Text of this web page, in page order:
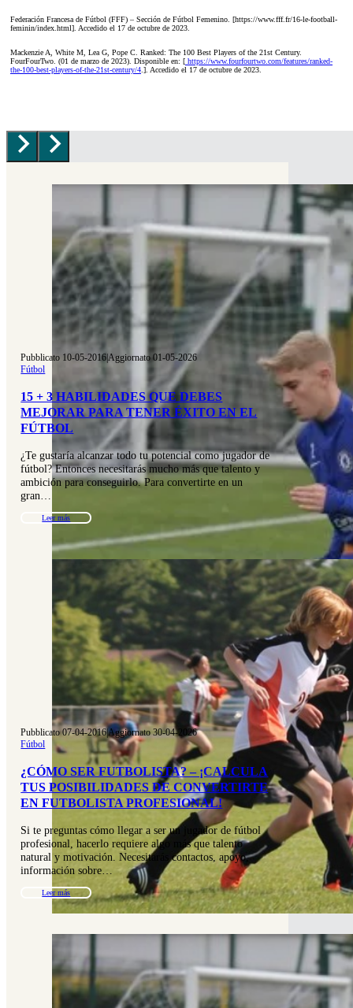
Federación Francesa de Fútbol (FFF) – Sección de Fútbol Femenino. [https://www.fff.fr/16-le-football-
feminin/index.html]. Accedido el 17 de octubre de 2023.
Mackenzie A, White M, Lea G, Pope C. Ranked: The 100 Best Players of the 21st Century.
FourFourTwo. (01 de marzo de 2023). Disponible en: [ https://www.fourfourtwo.com/features/ranked-
the-100-best-players-of-the-21st-century/4 .]. Accedido el 17 de octubre de 2023.
Pubblicato 10-05-2016|Aggiornato 01-05-2026
Fútbol
15 + 3 HABILIDADES QUE DEBES
MEJORAR PARA TENER ÉXITO EN EL
FÚTBOL
¿Te gustaría alcanzar todo tu potencial como jugador de
fútbol? Entonces necesitarás mucho más que talento y
ambición para conseguirlo. Para convertirte en un
gran…
Leer más
Pubblicato 07-04-2016|Aggiornato 30-04-2026
Fútbol
¿CÓMO SER FUTBOLISTA? – ¡CALCULA
TUS POSIBILIDADES DE CONVERTIRTE
EN FUTBOLISTA PROFESIONAL!
Si te preguntas cómo llegar a ser un jugador de fútbol
profesional, hacerlo requiere algo más que talento
natural y motivación. Necesitarás contactos, apoyo,
información sobre…
Leer más